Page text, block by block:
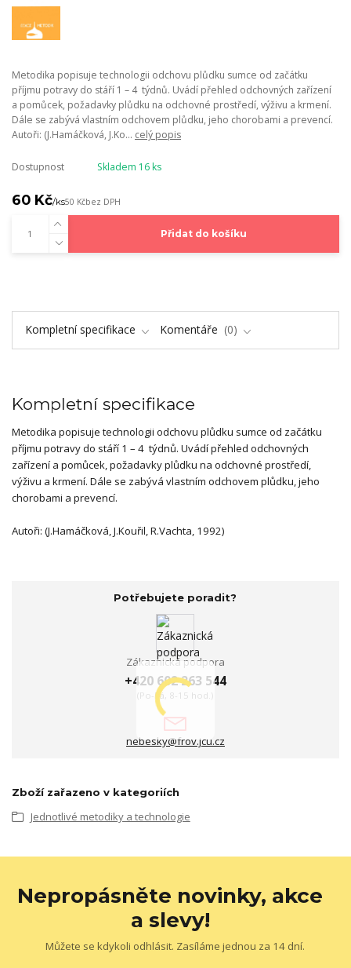
Metodika popisuje technologii odchovu plůdku sumce od začátku
příjmu potravy do stáří 1 – 4 týdnů. Uvádí přehled odchovných zařízení
a pomůcek, požadavky plůdku na odchovné prostředí, výživu a krmení.
Dále se zabývá vlastním odchovem plůdku, jeho chorobami a prevencí.
Autoři: (J.Hamáčková, J.Ko... celý popis
Dostupnost Skladem 16 ks
60 Kč/ks50 Kčbez DPH
Přidat do košíku
Kompletní specifikace Komentáře 0
Kompletní specifikace
Metodika popisuje technologii odchovu plůdku sumce od začátku
příjmu potravy do stáří 1 – 4 týdnů. Uvádí přehled odchovných
zařízení a pomůcek, požadavky plůdku na odchovné prostředí,
výživu a krmení. Dále se zabývá vlastním odchovem plůdku, jeho
chorobami a prevencí.
Autoři: (J.Hamáčková, J.Kouřil, R.Vachta, 1992)
Potřebujete poradit?
Zákaznická podpora
+420 602 263 544
(Po-Pá, 8-15 hod.)
nebesky@frov.jcu.cz
Zboží zařazeno v kategoriích
Jednotlivé metodiky a technologie
Nepropásněte novinky, akce
a slevy!
Můžete se kdykoli odhlásit. Zasíláme jednou za 14 dní.